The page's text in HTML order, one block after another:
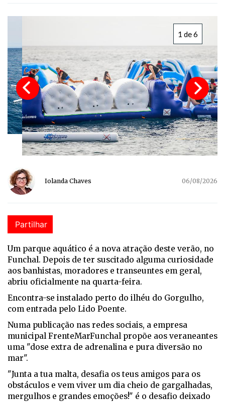
1 de 6
Iolanda Chaves 06/08/2026
Partilhar
Um parque aquático é a nova atração deste verão, no
Funchal. Depois de ter suscitado alguma curiosidade
aos banhistas, moradores e transeuntes em geral,
abriu oficialmente na quarta-feira.
Encontra-se instalado perto do ilhéu do Gorgulho,
com entrada pelo Lido Poente.
Numa publicação nas redes sociais, a empresa
municipal FrenteMarFunchal propõe aos veraneantes
uma "dose extra de adrenalina e pura diversão no
mar".
"Junta a tua malta, desafia os teus amigos para os
obstáculos e vem viver um dia cheio de gargalhadas,
mergulhos e grandes emoções!" é o desafio deixado